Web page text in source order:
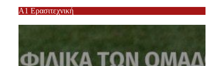
Α1 Ερασιτεχνική